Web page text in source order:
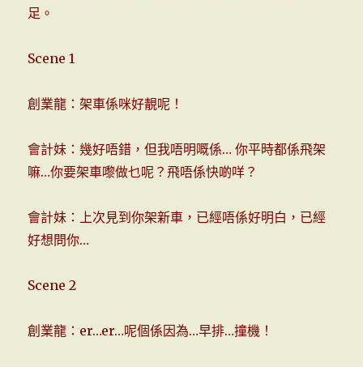
足。
Scene 1
創業龍：架車係咪好靚呢！
會計妹：幾好唔錯，但我唔明嘅係… 你平時都係飛架
嘛…你要架車嚟做乜呢？飛唔係快啲咩？
會計妹：上次見到你架新車，已經唔係好明白，已經
好想問你…
Scene 2
創業龍：er…er…呢個係因為…早排…撞機！